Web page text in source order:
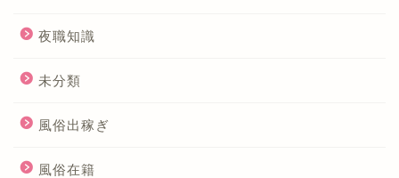
夜職知識
未分類
風俗出稼ぎ
風俗在籍